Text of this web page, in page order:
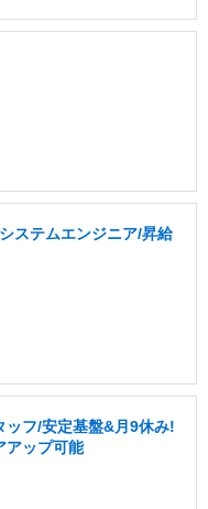
ステムエンジニア/昇給
ッフ/安定基盤&月9休み!
アップ可能